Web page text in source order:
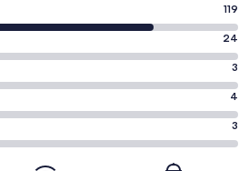
119
24
3
4
3